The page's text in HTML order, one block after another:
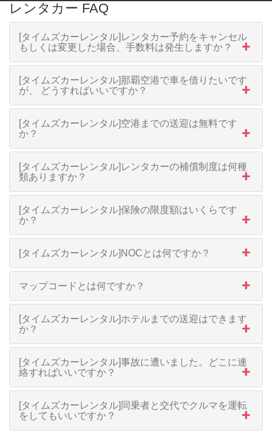
レンタカー FAQ
[タイムズカーレンタル]レンタカー予約をキャンセル
もしくは変更した場合、手数料は発生しますか？
[タイムズカーレンタル]那覇空港で車を借りたいです
が、 どうすればいいですか？
[タイムズカーレンタル]空港までの送迎は無料です
か？
[タイムズカーレンタル]レンタカーの補償制度は何種
類ありますか？
[タイムズカーレンタル]保険の限度額はいくらです
か？
[タイムズカーレンタル]NOCとは何ですか？
マップコードとは何ですか？
[タイムズカーレンタル]ホテルまでの送迎はできます
か？
[タイムズカーレンタル]事故に遭いました。どこに連
絡すればいいですか？
[タイムズカーレンタル]同乗者と交代でクルマを運転
をしてもいいですか？